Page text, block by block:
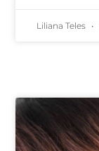
Liliana Teles